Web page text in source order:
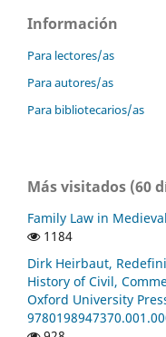
Información
Para lectores/as
Para autores/as
Para bibliotecarios/as
Más visitados (60
Family Law in
1184
Dirk Heirbaut,
History of Civil,
Oxford University